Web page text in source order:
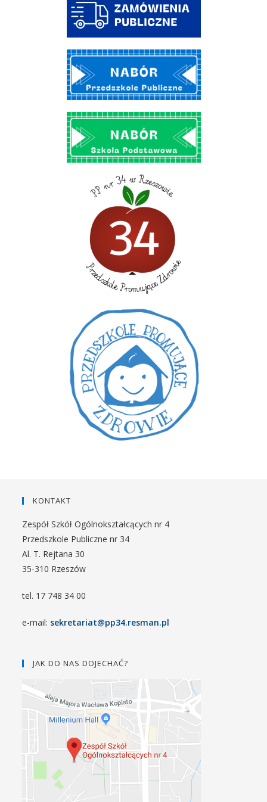
KONTAKT
Zespół Szkół Ogólnokształcących nr 4
Przedszkole Publiczne nr 34
Al. T. Rejtana 30
35-310 Rzeszów
tel. 17 748 34 00
e-mail: sekretariat@pp34.resman.pl
JAK DO NAS DOJECHAĆ?